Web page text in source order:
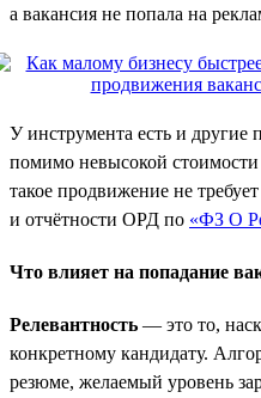
а вакансия не попала на
У инструмента есть и
помимо невысокой
такое продвижение не
и отчётности ОРД по «ФЗ О
Что влияет на попадание
Релевантность — это то,
конкретному кандидату.
резюме, желаемый уровень